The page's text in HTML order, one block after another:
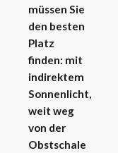
müssen Sie
den besten
Platz
finden: mit
indirektem
Sonnenlicht,
weit weg
von der
Obstschale